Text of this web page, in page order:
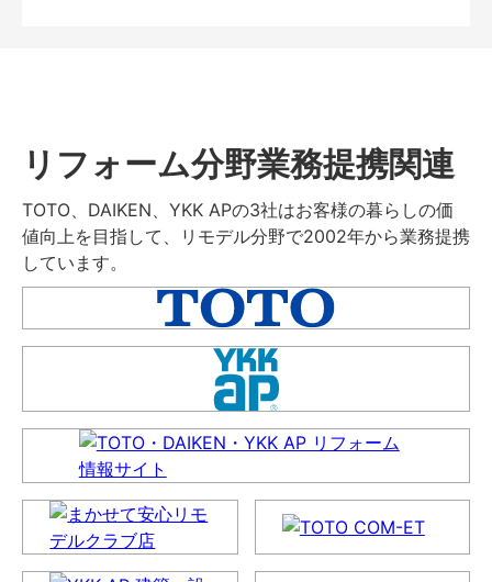
リフォーム分野業務提携関連
TOTO、DAIKEN、YKK APの3社はお客様の暮らしの価
値向上を目指して、リモデル分野で2002年から業務提携
しています。